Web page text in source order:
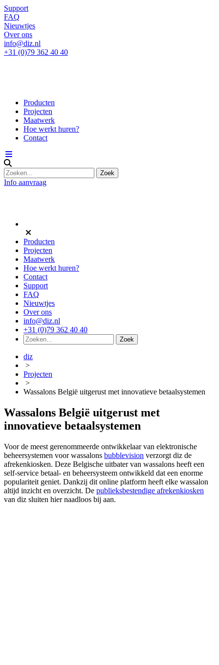
Support
FAQ
Nieuwtjes
Over ons
info@diz.nl
+31 (0)79 362 40 40
Producten
Projecten
Maatwerk
Hoe werkt huren?
Contact
Info aanvraag
Producten
Projecten
Maatwerk
Hoe werkt huren?
Contact
Support
FAQ
Nieuwtjes
Over ons
info@diz.nl
+31 (0)79 362 40 40
diz
>
Projecten
>
Wassalons België uitgerust met innovatieve betaalsystemen
Wassalons België uitgerust met
innovatieve betaalsystemen
Voor de meest gerenommeerde ontwikkelaar van elektronische
beheersystemen voor wassalons bubblevision verzorgt diz de
afrekenkiosken. Deze Belgische uitbater van wassalons heeft een
self-service betaal- en beheersysteem ontwikkeld dat een enorme
populariteit geniet. Dankzij dit online platform heeft elke wassalon
altijd inzicht en overzicht. De publieksbestendige afrekenkiosken
van diz sluiten hier naadloos bij aan.